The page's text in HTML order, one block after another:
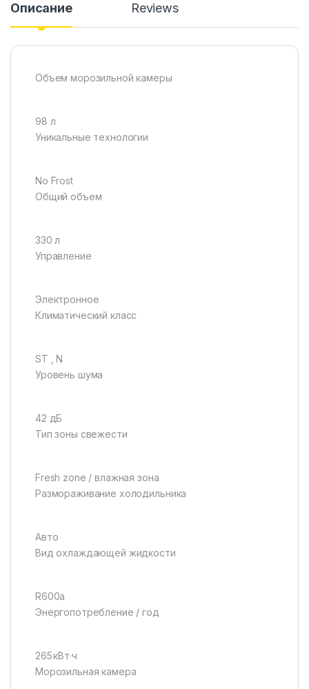
Описание Reviews
Объем морозильной камеры
98 л
Уникальные технологии
No Frost
Общий объем
330 л
Управление
Электронное
Климатический класс
ST , N
Уровень шума
42 дБ
Тип зоны свежести
Fresh zone / влажная зона
Размораживание холодильника
Авто
Вид охлаждающей жидкости
R600a
Энергопотребление / год
265 кВт·ч
Морозильная камера